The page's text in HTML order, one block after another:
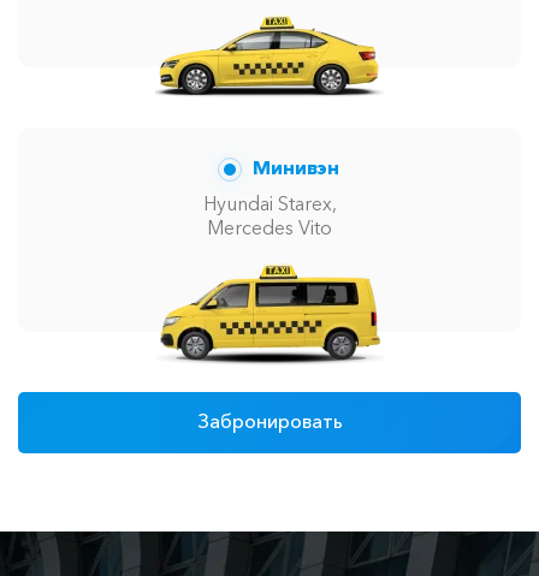
Минивэн
Hyundai Starex,
Mercedes Vito
Забронировать